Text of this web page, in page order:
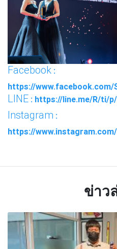
Facebook :
https://www.facebook.com/
LINE : https://line.me/R/ti/
Instagram :
https://
ข่าว